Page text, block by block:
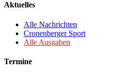
Aktuelles
Alle Nachrichten
Cronenberger Sport
Alle Ausgaben
Termine